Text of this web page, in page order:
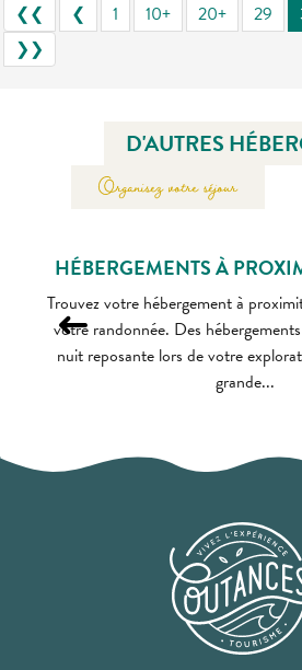
❮❮ ❮ 1 10+ 20+ 29
❯❯
D'AUTRES
Organisez votre séjour
HÉBERGEMENTS À
Trouvez votre hébergement à
votre randonnée. Des
nuit reposante lors de votre
grande...